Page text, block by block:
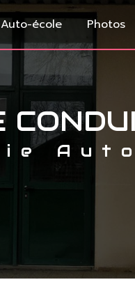
Auto-école Photos